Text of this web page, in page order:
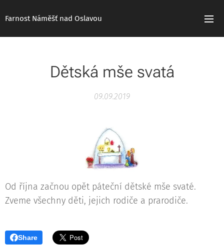
Farnost Náměšť nad Oslavou
Dětská mše svatá
09.09.2019
Od října začnou opět páteční dětské mše svaté.
Zveme všechny děti, jejich rodiče a prarodiče.
Share